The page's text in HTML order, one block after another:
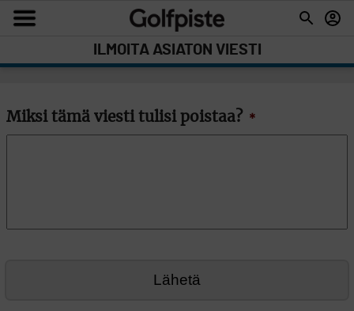
ILMOITA ASIATON VIESTI
Miksi tämä viesti tulisi poistaa? *